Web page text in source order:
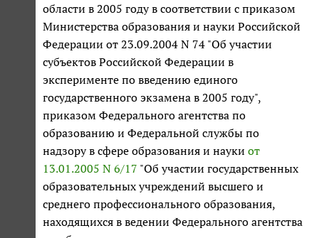
области в 2005 году в соответствии с приказом
Министерства образования и науки Российской
Федерации от 23.09.2004 N 74 "Об участии
субъектов Российской Федерации в
эксперименте по введению единого
государственного экзамена в 2005 году",
приказом Федерального агентства по
образованию и Федеральной службы по
надзору в сфере образования и науки от
13.01.2005 N 6/17 "Об участии государственных
образовательных учреждений высшего и
среднего профессионального образования,
находящихся в ведении Федерального агентства